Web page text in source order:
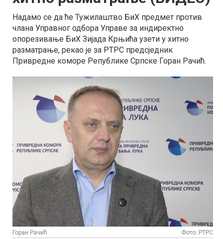
Надамо се да ће Тужилаштво БиХ предмет против
члана Управног одбора Управе за индиректно
опорезивање БиХ Зијада Крњића узети у хитно
разматрање, рекао је за РТРС предсједник
Привредне коморе Републике Српске Горан Рачић.
Горан Рачић Фото: РТРС